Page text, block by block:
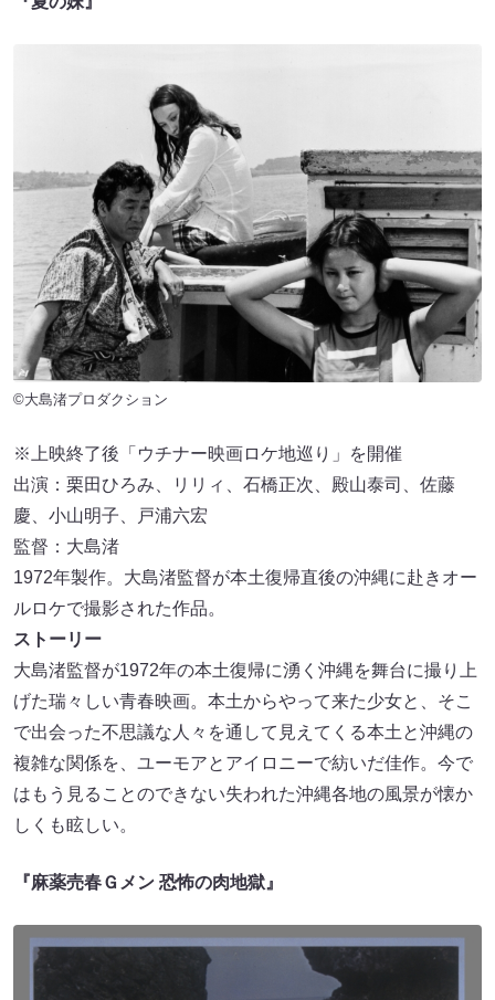
©大島渚プロダクション
※上映終了後「ウチナー映画ロケ地巡り」を開催
出演：栗田ひろみ、リリィ、石橋正次、殿山泰司、佐藤
慶、小山明子、戸浦六宏
監督：大島渚
1972年製作。大島渚監督が本土復帰直後の沖縄に赴きオー
ルロケで撮影された作品。
ストーリー
大島渚監督が1972年の本土復帰に湧く沖縄を舞台に撮り上
げた瑞々しい青春映画。本土からやって来た少女と、そこ
で出会った不思議な人々を通して見えてくる本土と沖縄の
複雑な関係を、ユーモアとアイロニーで紡いだ佳作。今で
はもう見ることのできない失われた沖縄各地の風景が懐か
しくも眩しい。
『麻薬売春Ｇメン 恐怖の肉地獄』